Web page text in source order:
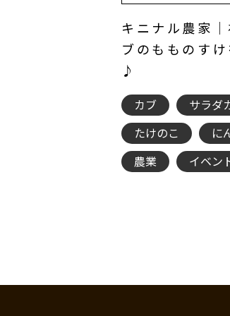
キニナル農家
ブのもものす
♪
カブ サラダ
たけのこ
に
農業
イベン